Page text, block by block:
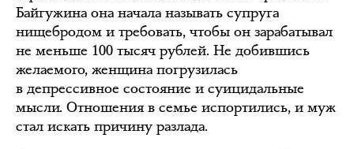
Байгужина она начала называть супруга
нищебродом и требовать, чтобы он зарабатывал
не меньше 100 тысяч рублей. Не добившись
желаемого, женщина погрузилась
в депрессивное состояние и суицидальные
мысли. Отношения в семье испортились, и муж
стал искать причину разлада.